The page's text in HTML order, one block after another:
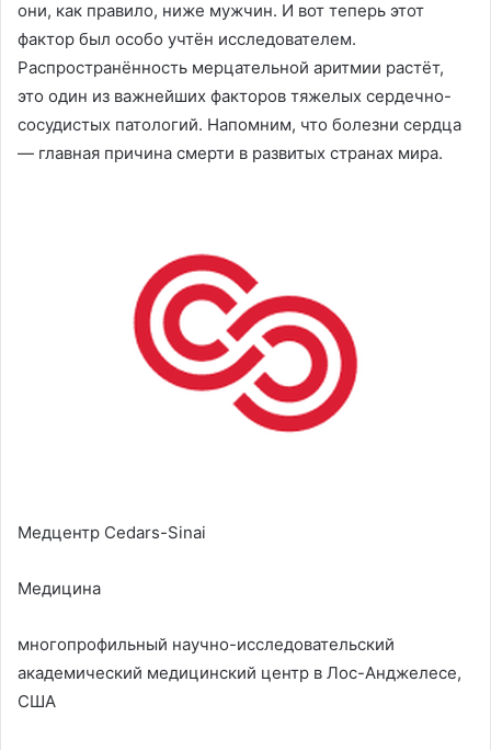
они, как правило, ниже мужчин. И вот теперь этот
фактор был особо учтён исследователем.
Распространённость мерцательной аритмии растёт,
это один из важнейших факторов тяжелых сердечно-
сосудистых патологий. Напомним, что болезни сердца
— главная причина смерти в развитых странах мира.
Медцентр Cedars-Sinai
Медицина
многопрофильный научно-исследовательский
академический медицинский центр в Лос-Анджелесе,
США